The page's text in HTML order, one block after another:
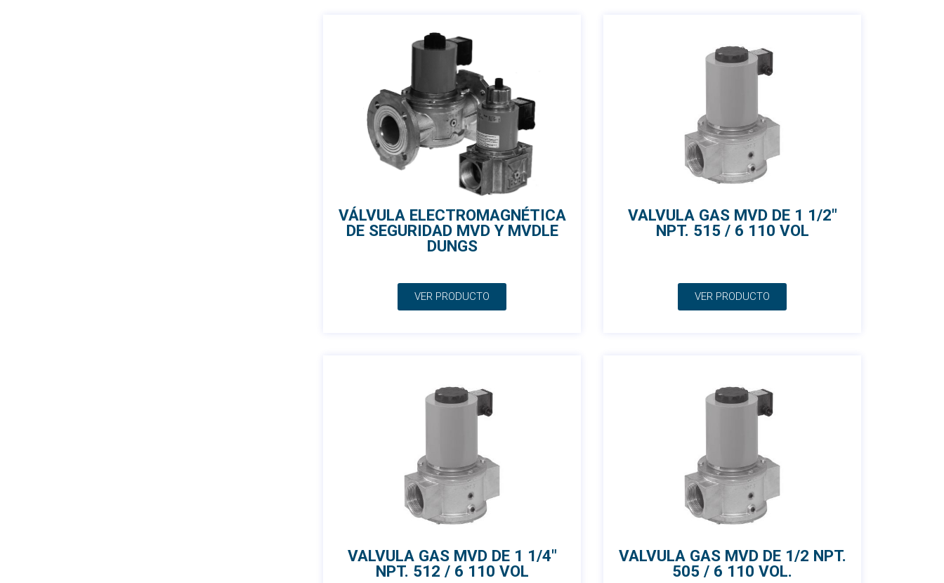
VÁLVULA ELECTROMAGNÉTICA
DE SEGURIDAD MVD Y MVDLE
DUNGS
VER PRODUCTO
VALVULA GAS MVD DE 1 1/2″
NPT. 515 / 6 110 VOL
VER PRODUCTO
VALVULA GAS MVD DE 1 1/4″
NPT. 512 / 6 110 VOL
VALVULA GAS MVD DE 1/2 NPT.
505 / 6 110 VOL.